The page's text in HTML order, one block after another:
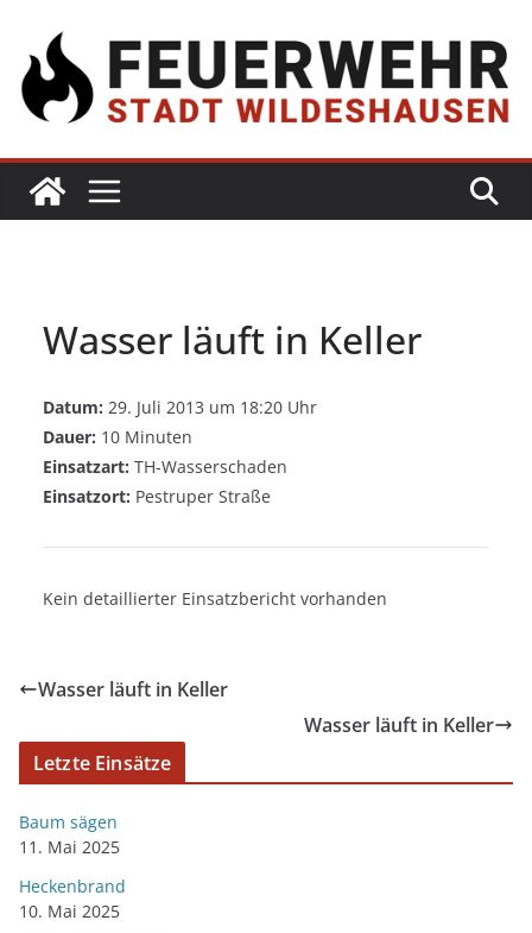
Wasser läuft in Keller
Datum: 29. Juli 2013 um 18:20 Uhr
Dauer: 10 Minuten
Einsatzart: TH-Wasserschaden
Einsatzort: Pestruper Straße
Kein detaillierter Einsatzbericht vorhanden
Wasser läuft in Keller
Wasser läuft in Keller
Letzte Einsätze
Baum sägen
11. Mai 2025
Heckenbrand
10. Mai 2025